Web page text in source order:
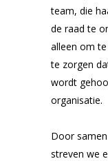
team, die
de raad te
alleen om
te zorgen
wordt
organisatie.
Door
streven we